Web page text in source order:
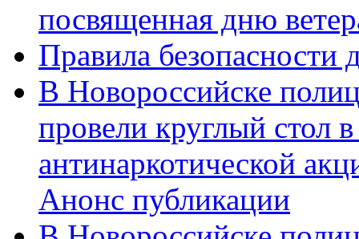
посвященная дню
Правила безопасности
В Новороссийске
провели круглый стол
антинаркотической
Анонс публикации